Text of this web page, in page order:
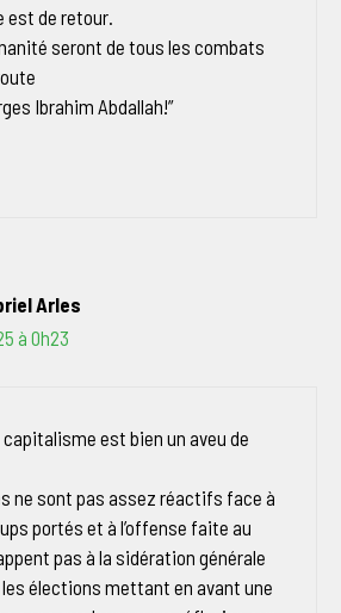
est de retour.
seront de tous les combats
Ibrahim Abdallah!”
Arles
à 0h23
capitalisme est bien un aveu de
ne sont pas assez réactifs face à
portés et à l’offense faite au
pas à la sidération générale
élections mettant en avant une